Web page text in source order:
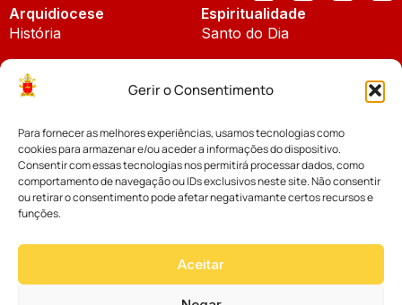
Gerir o Consentimento
Para fornecer as melhores experiências, usamos tecnologias como
cookies para armazenar e/ou aceder a informações do dispositivo.
Consentir com essas tecnologias nos permitirá processar dados, como
comportamento de navegação ou IDs exclusivos neste site. Não consentir
ou retirar o consentimento pode afetar negativamante certos recursos e
funções.
Aceitar
Arquidiocese
História
Padroeira
Espiritualidade
Santo do Dia
Notícias
Notícias da Arquidiocese
Notícias Cáritas
Palavra dos Bispos
Cúria Diocesana
Fundo Diocesano
Vicariatos da Educação
Eventos